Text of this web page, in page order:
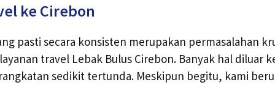
ke Cirebon
pasti secara konsisten merupakan permasalahan
travel Lebak Bulus Cirebon. Banyak hal diluar
sedikit tertunda. Meskipun begitu, kami